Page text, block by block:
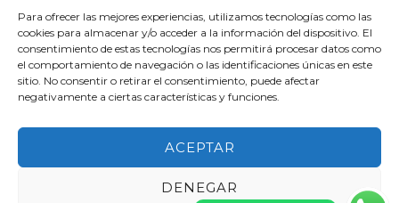
Para ofrecer las mejores experiencias, utilizamos tecnologías como las
cookies para almacenar y/o acceder a la información del dispositivo. El
consentimiento de estas tecnologías nos permitirá procesar datos como
el comportamiento de navegación o las identificaciones únicas en este
sitio. No consentir o retirar el consentimiento, puede afectar
negativamente a ciertas características y funciones.
ACEPTAR
DENEGAR
Somos empresa de servicios. Los profesionales están
disponibles en llamadas de emergencia las 24 horas,
los 7 días de la semana. Servicios a hogares, oficinas y
comercios locales. Atención inmediata. Presupuesto sin